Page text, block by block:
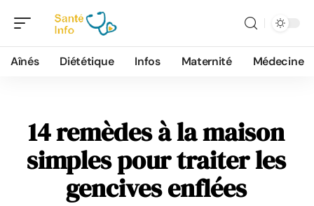
Aînés Diététique Infos Maternité Médecine
14 remèdes à la maison
simples pour traiter les
gencives enflées